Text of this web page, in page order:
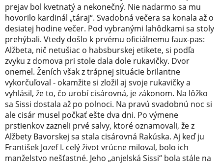
prejav bol kvetnatý a nekonečný. Nie nadarmo sa mu
hovorilo kardinál „táraj“. Svadobná večera sa konala až o
desiatej hodine večer. Pod vybranými lahôdkami sa stoly
prehýbali. Vtedy došlo k prvému oficiálnemu faux-pas:
Alžbeta, nič netušiac o habsburskej etikete, si podľa
zvyku z domova pri stole dala dole rukavičky. Dvor
onemel. Ženích však z trápnej situácie brilantne
vykorčuľoval - okamžite si zložil aj svoje rukavičky a
vyhlásil, že to, čo urobí cisárovná, je zákonom. Na lôžko
sa Sissi dostala až po polnoci. Na pravú svadobnú noc si
ale cisár musel počkať ešte dva dni. Po výmene
prstienkov zazneli prvé salvy, ktoré oznamovali, že z
Alžbety Bavorskej sa stala cisárovná Rakúska. Aj keď ju
František Jozef I. celý život vrúcne miloval, bolo ich
manželstvo nešťastné. Jeho „anjelská Sissi“ bola stále na